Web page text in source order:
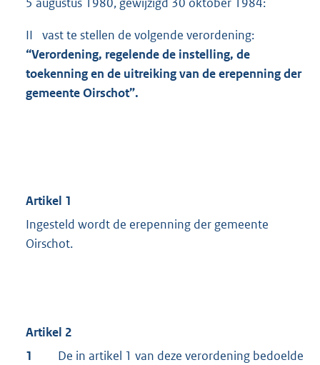
II vast te stellen de volgende verordening:
“Verordening, regelende de instelling, de
toekenning en de uitreiking van de erepenning der
gemeente Oirschot”.
Artikel 1
Ingesteld wordt de erepenning der gemeente
Oirschot.
Artikel 2
1
De in artikel 1 van deze verordening bedoelde